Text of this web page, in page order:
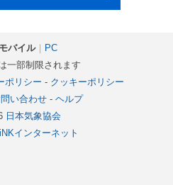
モバイル｜
PC
一部制限されます
ポリシー - クッキーポリシー
い合わせ- ヘルプ
日本気象協会
インターネット